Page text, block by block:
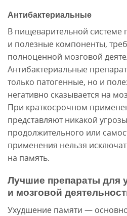
Антибактериальные
В пищеварительной системе
и полезные компоненты,
полноценной мозговой
Антибактериальные
только патогенные, но и
негативно сказывается на
При краткосрочном
представляют никакой
продолжительного или
применения нельзя
на память.
Лучшие препараты для
и мозговой
Ухудшение памяти —